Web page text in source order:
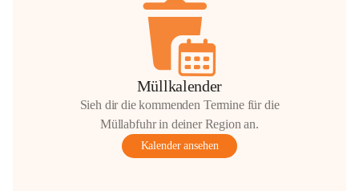
Müllkalender
Sieh dir die kommenden Termine für die
Müllabfuhr in deiner Region an.
Kalender ansehen